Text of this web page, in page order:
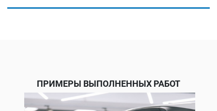
ПРИМЕРЫ ВЫПОЛНЕННЫХ РАБОТ